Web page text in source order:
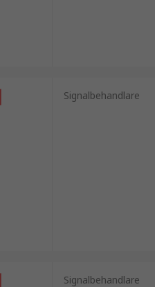
Signalbehandlare
Signalbehandlare